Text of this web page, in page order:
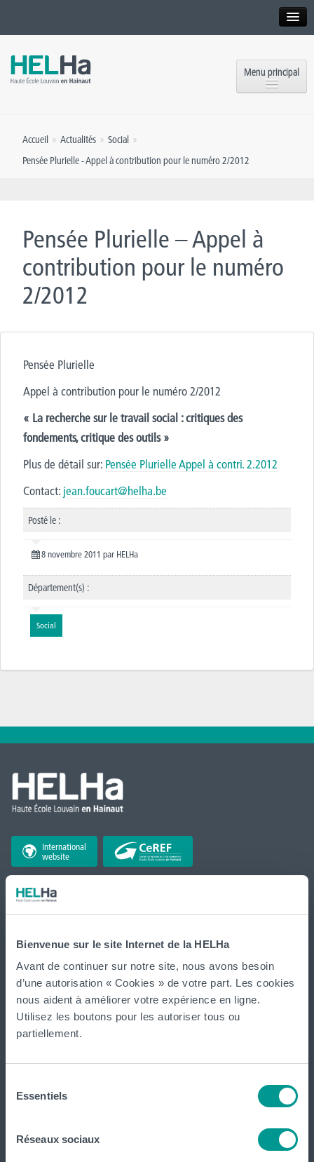
Bienvenue sur le site Internet de la HELHa
Avant de continuer sur notre site, nous avons besoin
d’une autorisation « Cookies » de votre part. Les cookies
nous aident à améliorer votre expérience en ligne.
Utilisez les boutons pour les autoriser tous ou
partiellement.
Essentiels
Réseaux sociaux
Presse
Menu principal
Accueil » Actualités » Social »
Pensée Plurielle - Appel à contribution pour le numéro 2/2012
Pensée Plurielle – Appel à
contribution pour le numéro
2/2012
Pensée Plurielle
Appel à contribution pour le numéro 2/2012
« La recherche sur le travail social : critiques des
fondements, critique des outils »
Plus de détail sur: Pensée Plurielle Appel à contri. 2.2012
Contact: jean.foucart@helha.be
Posté le :
8 novembre 2011 par HELHa
Département(s) :
Social
International
website
La HELHa propose des études supérieures
professionnalisantes (du Bachelier au Master) : 65
Gosselies,La Louvière, Leuze-en-Hainaut,Louvain-la-Neuve
Loverval,Mons,Montignies-sur-Sambre, Mouscronet
Tournai (Frinoise,Écorcherie,Quai des Salines).
HELHa